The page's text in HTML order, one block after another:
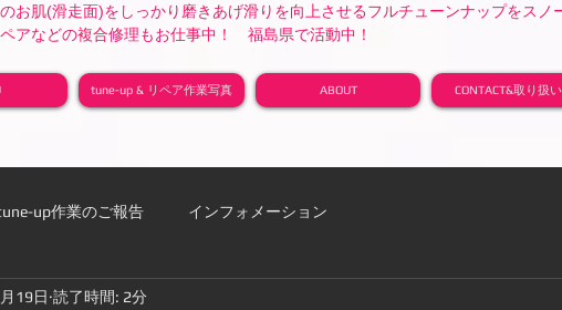
tune-up & リペア作業写真 ABOUT CONTACT&取り扱
up作業のご報告 インフォメーション
しのんびり農民ライフを過ごしたい
19日 読了時間: 2分
お肌(滑走面)をしっかり磨きあげ滑りを向上させるフルチューンナップをスノ
アなどの複合修理もお仕事中！ 福島県で活動中！